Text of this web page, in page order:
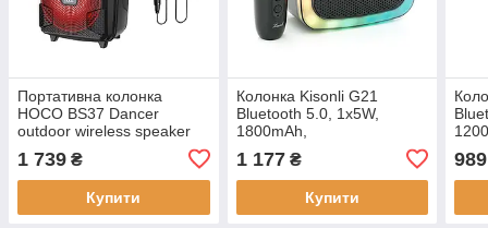
Портативна колонка
HOCO BS37 Dancer
outdoor wireless speaker
мікрофон, LED-
підсвічування
1 739 ₴
Купити
Колонка Kisonli G21
Bluetooth 5.0, 1х5W,
1800mAh,
USB/TF/BT/LED/AUX, DC:
5V/1A, Black, BOX, Q45,
нова, гарантія 6 міс
1 177₴
Купити
5V,
989